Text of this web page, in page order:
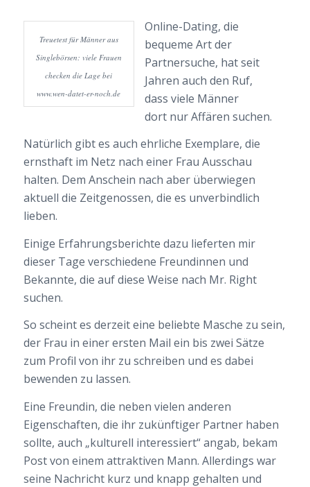
Treuetest für Männer aus
Singlebörsen: viele Frauen
checken die Lage bei
www.wen-datet-er-noch.de
Online-Dating, die
bequeme Art der
Partnersuche, hat seit
Jahren auch den Ruf,
dass viele Männer
dort nur Affären suchen.
Natürlich gibt es auch ehrliche Exemplare, die
ernsthaft im Netz nach einer Frau Ausschau
halten. Dem Anschein nach aber überwiegen
aktuell die Zeitgenossen, die es unverbindlich
lieben.
Einige Erfahrungsberichte dazu lieferten mir
dieser Tage verschiedene Freundinnen und
Bekannte, die auf diese Weise nach Mr. Right
suchen.
So scheint es derzeit eine beliebte Masche zu sein,
der Frau in einer ersten Mail ein bis zwei Sätze
zum Profil von ihr zu schreiben und es dabei
bewenden zu lassen.
Eine Freundin, die neben vielen anderen
Eigenschaften, die ihr zukünftiger Partner haben
sollte, auch „kulturell interessiert“ angab, bekam
Post von einem attraktiven Mann. Allerdings war
seine Nachricht kurz und knapp gehalten und